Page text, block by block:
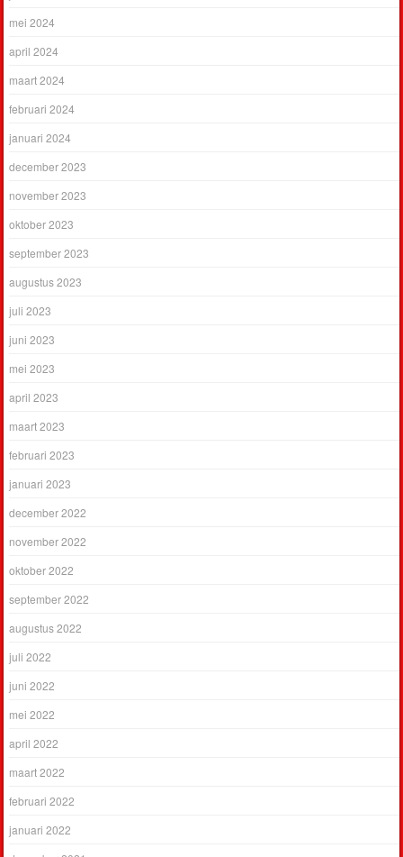
mei 2024
april 2024
maart 2024
februari 2024
januari 2024
december 2023
november 2023
oktober 2023
september 2023
augustus 2023
juli 2023
juni 2023
mei 2023
april 2023
maart 2023
februari 2023
januari 2023
december 2022
november 2022
oktober 2022
september 2022
augustus 2022
juli 2022
juni 2022
mei 2022
april 2022
maart 2022
februari 2022
januari 2022